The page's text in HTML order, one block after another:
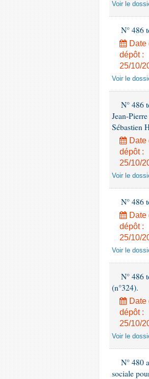
Voir le
N° 486
Date
dépôt :
25/10/
Voir le
N° 486
Jean-
Sébastien
Date
dépôt :
25/10/
Voir le
N° 486
Date
dépôt :
25/10/
Voir le
N° 486
(n°324).
Date
dépôt :
25/10/
Voir le
N° 480
sociale